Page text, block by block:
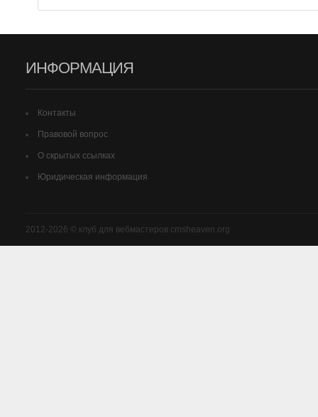
ИНФОРМАЦИЯ
Контакты
Правовой вопрос
О скрытых ссылках
Юридическая информация
2012-2026 © клуб для вебмастеров cmsheaven.org